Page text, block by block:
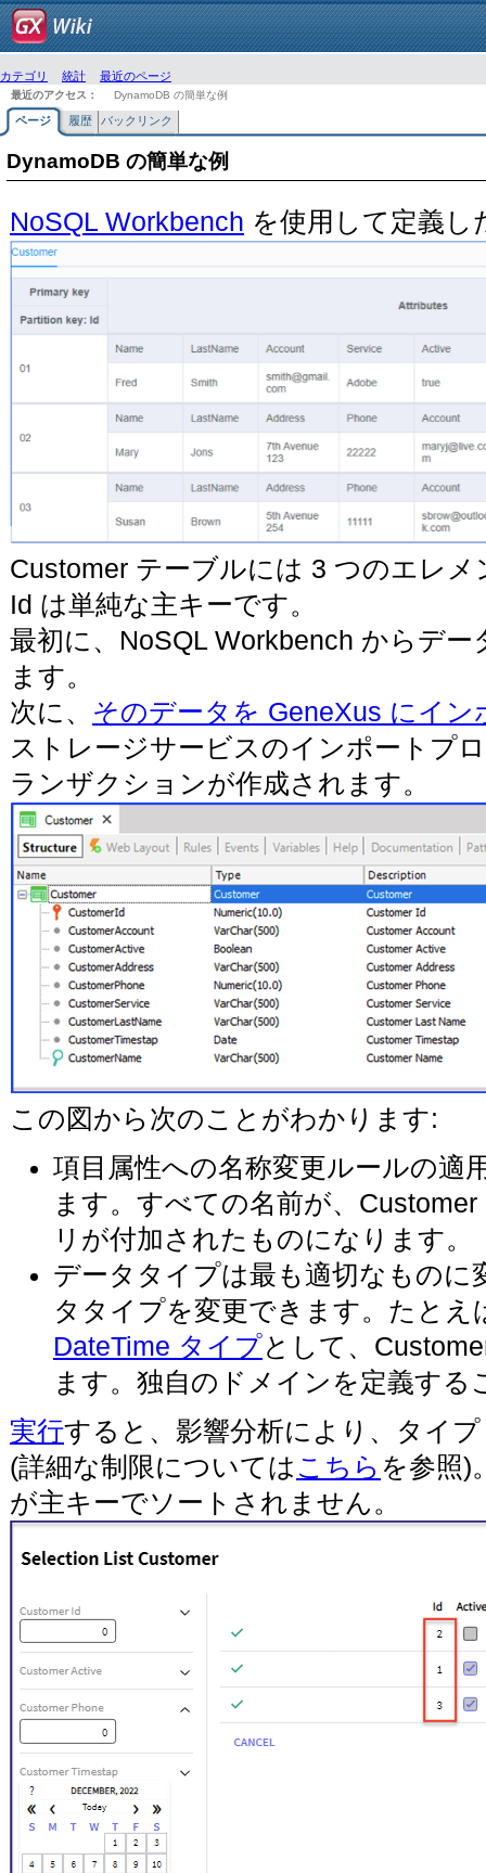
カテゴリ 統計
最近のページ
最近のアクセス：
DynamoDB の簡単な例
ページ 履歴 バックリンク
DynamoDB の簡単な例
NoSQL Workbench を使用して定義
Customer テーブルには 3 つのエレ
Id は単純な主キーです。
最初に、NoSQL Workbench からデ
ます。
次に、 そのデータを GeneXus にイン
ストレージサービスのインポートプ
ランザクションが作成されます。
この図から次のことがわかります:
項目属性への名称変更ルールの適
ます。すべての名前が、
リが付加されたものになります。
データタイプは最も適切なものに
タタイプを変更できます。たとえ
DateTime タイプとして、
ます。独自のドメインを定義する
実行すると、影響分析により、タイ
(詳細な制限については こちら を参照)
が主キーでソートされません。